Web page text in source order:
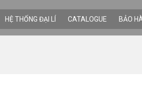
HỆ THỐNG ĐẠI LÍ CATALOGUE BẢO